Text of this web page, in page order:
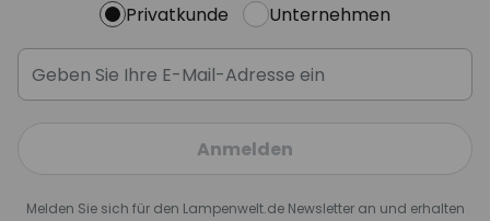
Privatkunde Unternehmen
Anmelden
Melden Sie sich für den Lampenwelt.de Newsletter an und erhalten